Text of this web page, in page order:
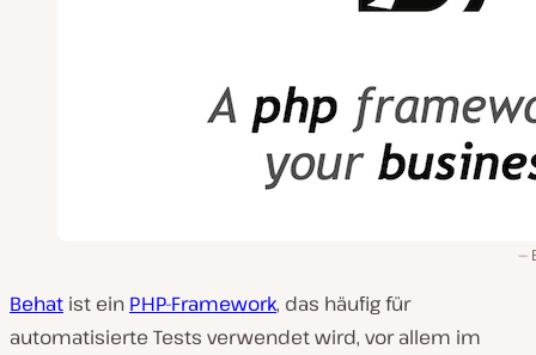
Behat ist ein PHP-Framework, das häufig für
automatisierte Tests verwendet wird, vor allem im